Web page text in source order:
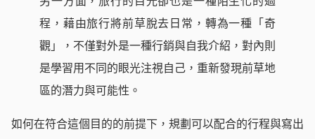
程，藉由旅行將前草脫去日常，轉為一種「奇
觀」，不僅對外是一種行銷與自我介紹，對內則
是學習用不同的眼光注視自己，重新發現前草地
區的潛力與可能性。
如何在符合這個目的的前提下，規劃可以配合的行程與寫出